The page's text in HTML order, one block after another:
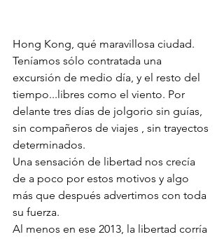
Hong Kong, qué maravillosa ciudad.
Teníamos sólo contratada una
excursión de medio día, y el resto del
tiempo...libres como el viento. Por
delante tres días de jolgorio sin guías,
sin compañeros de viajes , sin trayectos
determinados.
Una sensación de libertad nos crecía
de a poco por estos motivos y algo
más que después advertimos con toda
su fuerza.
Al menos en ese 2013, la libertad corría